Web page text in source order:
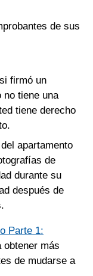
de sus
firmó un
no tiene una
tiene derecho
apartamento
de
durante su
después de
Parte 1:
obtener más
de mudarse a